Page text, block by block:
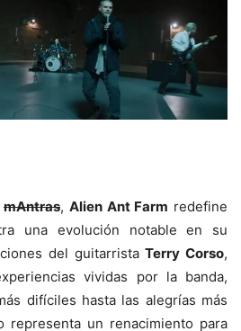
mAntras, Alien Ant Farm redefine
una evolución notable en su
del guitarristaTerry Corso,
vividas por la banda,
difíciles hasta las alegrías más
representa un renacimiento para